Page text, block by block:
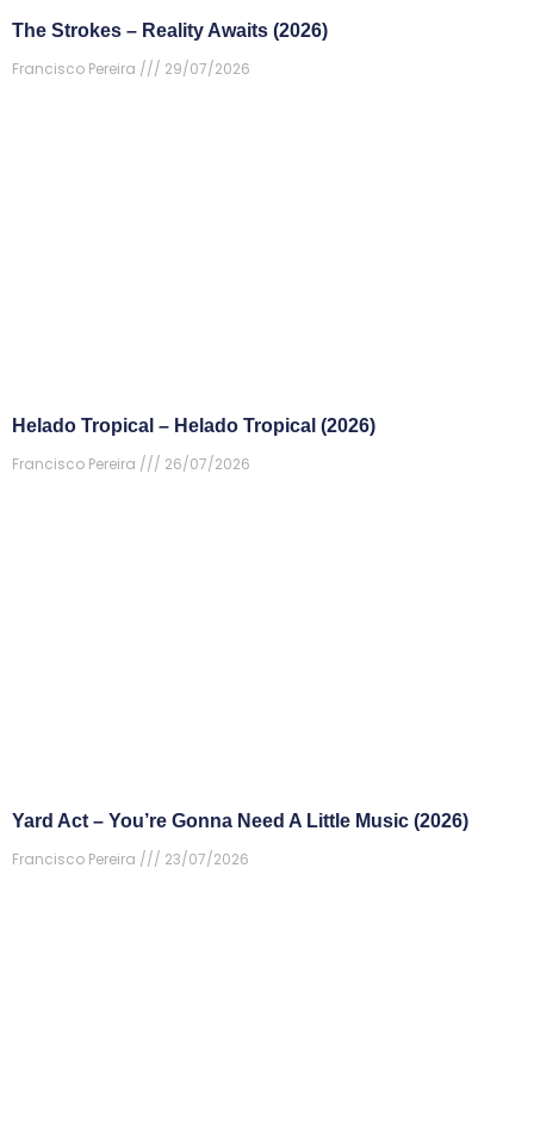
The Strokes – Reality Awaits (2026)
Francisco Pereira
29/07/2026
Helado Tropical – Helado Tropical (2026)
Francisco Pereira
26/07/2026
Yard Act – You’re Gonna Need A Little Music (2026)
Francisco Pereira
23/07/2026